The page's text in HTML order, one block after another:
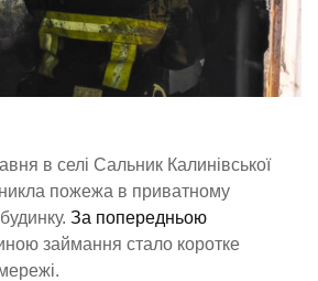
в селі Сальник Калинівської
пожежа в приватному
За попередньою
займання стало коротке